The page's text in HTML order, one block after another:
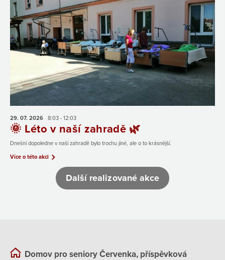
29. 07. 2026 8:03 - 12:03
🌞 Léto v naší zahradě 🌿
Dnešní dopoledne v naší zahradě bylo trochu jiné, ale o to krásnější.
Více o této akci
Další realizované akce
Domov pro seniory Červenka, příspěvková